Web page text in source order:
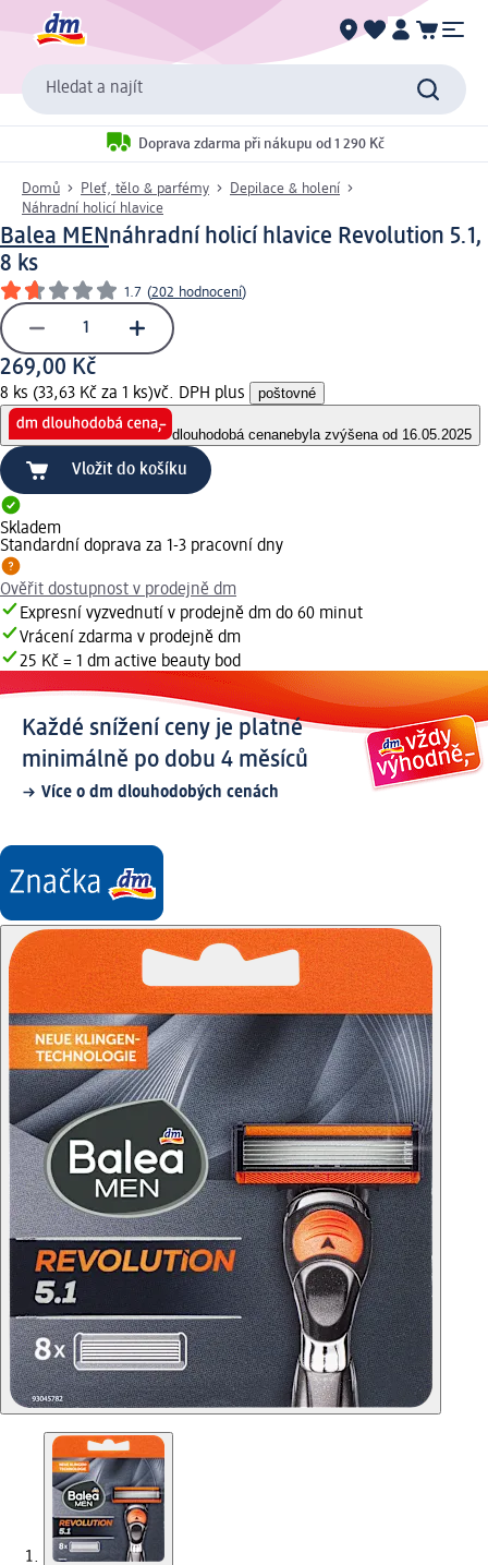
Hledat a najít
Doprava zdarma při nákupu od 1 290 Kč
Domů Pleť, tělo & parfémy
Depilace & holení
Náhradní holicí hlavice
Balea MENnáhradní holicí hlavice Revolution 5.1,
8 ks
1.7 (202 hodnocení)
269,00 Kč
8 ks (33,63 Kč za 1 ks)vč. DPH plus poštovné
dlouhodobá cenanebyla zvýšena od 16.05.2025
Vložit do košíku
Skladem
Standardní doprava za 1-3 pracovní dny
Ověřit dostupnost v prodejně dm
Expresní vyzvednutí v prodejně dm do 60 minut
Vrácení zdarma v prodejně dm
25 Kč = 1 dm active beauty bod
Každé snížení ceny je platné
minimálně po dobu 4 měsíců
Více o dm dlouhodobých cenách